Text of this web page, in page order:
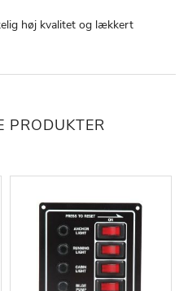
høj kvalitet og lækkert
PRODUKTER